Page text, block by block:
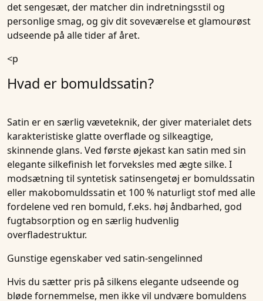
det sengesæt, der matcher din indretningsstil og
personlige smag, og giv dit soveværelse et glamourøst
udseende på alle tider af året.
<p
Hvad er bomuldssatin?
Satin er en særlig væveteknik, der giver materialet dets
karakteristiske glatte overflade og silkeagtige,
skinnende glans. Ved første øjekast kan satin med sin
elegante silkefinish let forveksles med ægte silke. I
modsætning til syntetisk satinsengetøj er bomuldssatin
eller makobomuldssatin et 100 % naturligt stof med alle
fordelene ved ren bomuld, f.eks. høj åndbarhed, god
fugtabsorption og en særlig hudvenlig
overfladestruktur.
Gunstige egenskaber ved satin-sengelinned
Hvis du sætter pris på silkens elegante udseende og
bløde fornemmelse, men ikke vil undvære bomuldens